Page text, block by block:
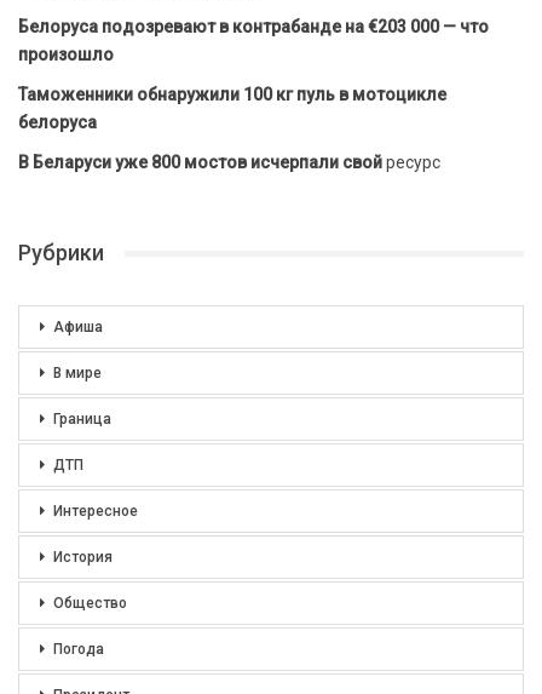
Белоруса подозревают в контрабанде на €203 000 — что
произошло
Таможенники обнаружили 100 кг пуль в мотоцикле
белоруса
В Беларуси уже 800 мостов исчерпали свойресурс
Рубрики
Афиша
В мире
Граница
ДТП
Интересное
История
Общество
Погода